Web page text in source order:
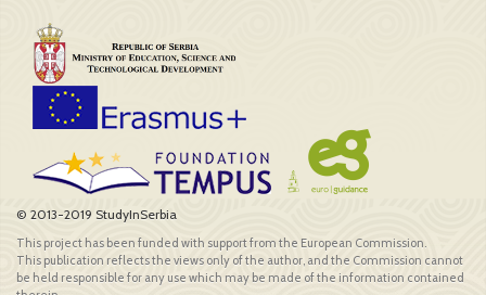
© 2013-2019 StudyInSerbia
This project has been funded with support from the European Commission.
This publication reflects the views only of the author, and the Commission cannot
be held responsible for any use which may be made of the information contained